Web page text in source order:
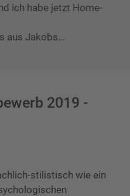
ich habe jetzt Home-
aus Jakobs...
2019 -
stilistisch wie ein